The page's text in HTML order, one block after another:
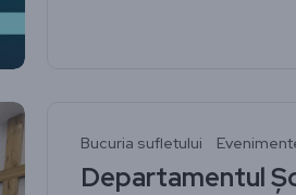
Bucuria sufletului
Departamentul